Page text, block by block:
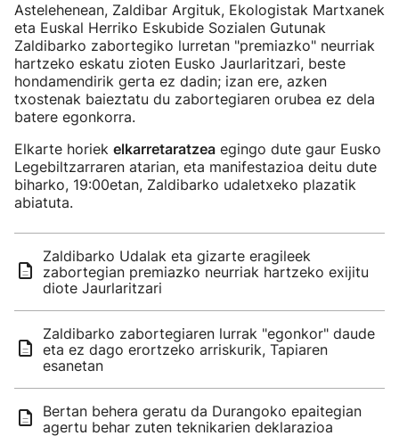
Astelehenean, Zaldibar Argituk, Ekologistak Martxanek
eta Euskal Herriko Eskubide Sozialen Gutunak
Zaldibarko zabortegiko lurretan "premiazko" neurriak
hartzeko eskatu zioten Eusko Jaurlaritzari, beste
hondamendirik gerta ez dadin; izan ere, azken
txostenak baieztatu du zabortegiaren orubea ez dela
batere egonkorra.
Elkarte horiek elkarretaratzea egingo dute gaur Eusko
Legebiltzarraren atarian, eta manifestazioa deitu dute
biharko, 19:00etan, Zaldibarko udaletxeko plazatik
abiatuta.
Zaldibarko Udalak eta gizarte eragileek
zabortegian premiazko neurriak hartzeko exijitu
diote Jaurlaritzari
Zaldibarko zabortegiaren lurrak "egonkor" daude
eta ez dago erortzeko arriskurik, Tapiaren
esanetan
Bertan behera geratu da Durangoko epaitegian
agertu behar zuten teknikarien deklarazioa